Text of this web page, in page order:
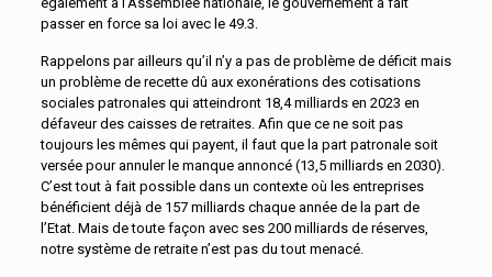
passer en force sa loi avec le 49.3.
Rappelons par ailleurs qu’il n’y a pas de problème de déficit mais
un problème de recette dû aux exonérations des cotisations
sociales patronales qui atteindront 18,4 milliards en 2023 en
défaveur des caisses de retraites. Afin que ce ne soit pas
toujours les mêmes qui payent, il faut que la part patronale soit
versée pour annuler le manque annoncé (13,5 milliards en 2030).
C’est tout à fait possible dans un contexte où les entreprises
bénéficient déjà de 157 milliards chaque année de la part de
l’Etat. Mais de toute façon avec ses 200 milliards de réserves,
notre système de retraite n’est pas du tout menacé.